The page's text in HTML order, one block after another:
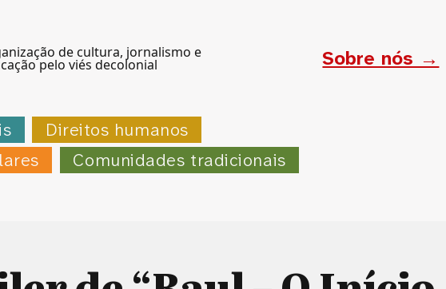
de cultura, jornalismo e
pelo viés decolonial Sobre nós →
Direitos humanos
Comunidades tradicionais